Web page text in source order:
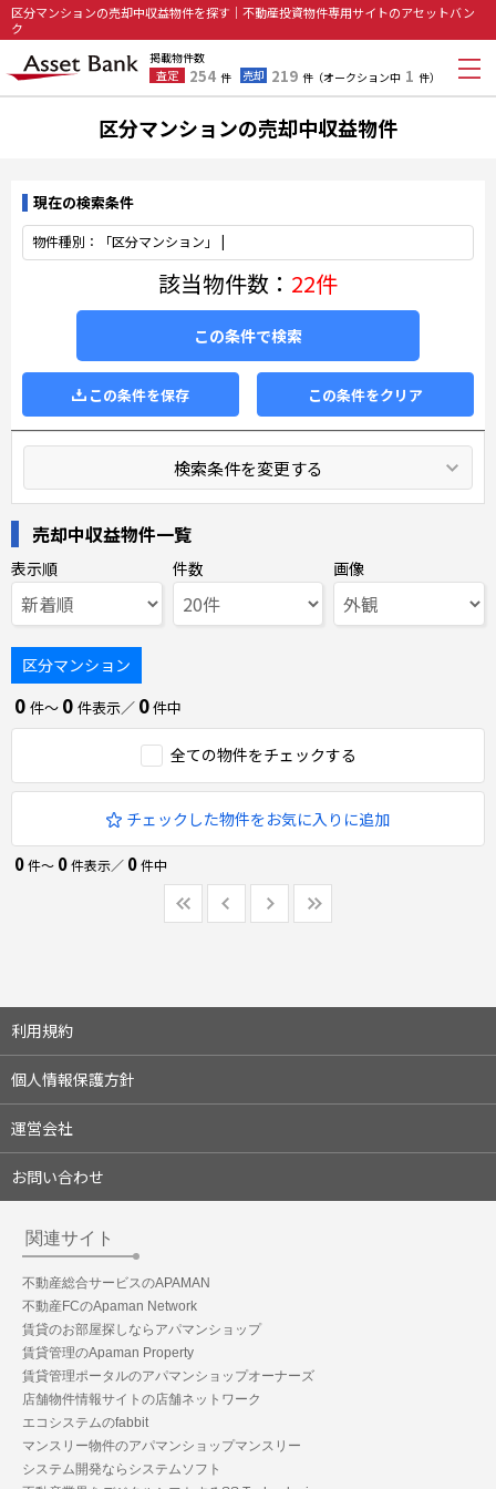
区分マンションの売却中収益物件を探す｜不動産投資物件専用サイトのアセットバン
ク
掲載物件数
査定
254 件 売却 219 件（オークション中 1 件）
区分マンションの売却中収益物件
現在の検索条件
物件種別：「区分マンション」 |
該当物件数： 22件
この条件で検索
この条件を保存 この条件をクリア
検索条件を変更する
売却中収益物件一覧
表示順 件数 画像
区分マンション
0 件〜 0 件表示／ 0件中
全ての物件をチェックする
チェックした物件をお気に入りに追加
0件〜 0件表示／ 0件中
利用規約
個人情報保護方針
運営会社
お問い合わせ
関連サイト
不動産総合サービスのAPAMAN
不動産FCのApaman Network
賃貸のお部屋探しならアパマンショップ
賃貸管理のApaman Property
賃貸管理ポータルのアパマンショップオーナーズ
店舗物件情報サイトの店舗ネットワーク
エコシステムのfabbit
マンスリー物件のアパマンショップマンスリー
システム開発ならシステムソフト